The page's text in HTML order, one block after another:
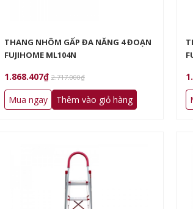
THANG NHÔM GẤP ĐA NĂNG 4 ĐOẠN
FUJIHOME ML104N
1.868.407₫ 2.717.000₫
Mua ngay Thêm vào giỏ hàng